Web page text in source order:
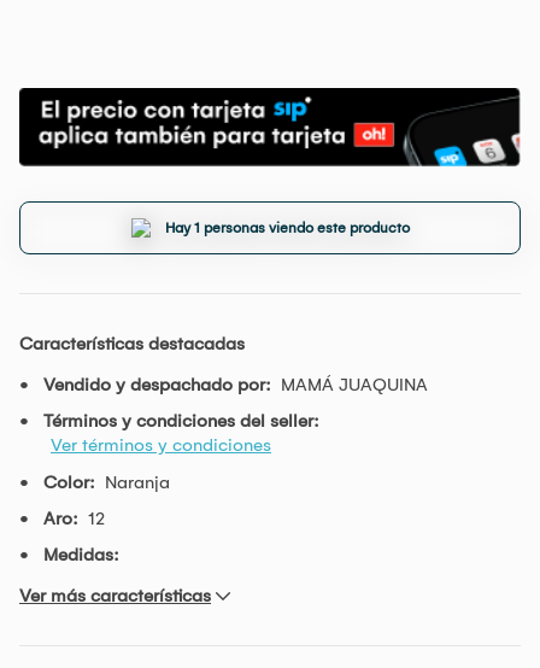
Hay 1 personas viendo este producto
Características destacadas
Vendido y despachado por: MAMÁ JUAQUINA
Términos y condiciones del seller:
Ver términos y condiciones
Color: Naranja
Aro: 12
Medidas:
Ver más características